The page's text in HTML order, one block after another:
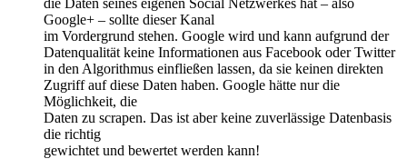
die Daten seines eigenen Social Netzwerkes hat – also
Google+ – sollte dieser Kanal
im Vordergrund stehen. Google wird und kann aufgrund der
Datenqualität keine Informationen aus Facebook oder Twitter
in den Algorithmus einfließen lassen, da sie keinen direkten
Zugriff auf diese Daten haben. Google hätte nur die
Möglichkeit, die
Daten zu scrapen. Das ist aber keine zuverlässige Datenbasis
die richtig
gewichtet und bewertet werden kann!